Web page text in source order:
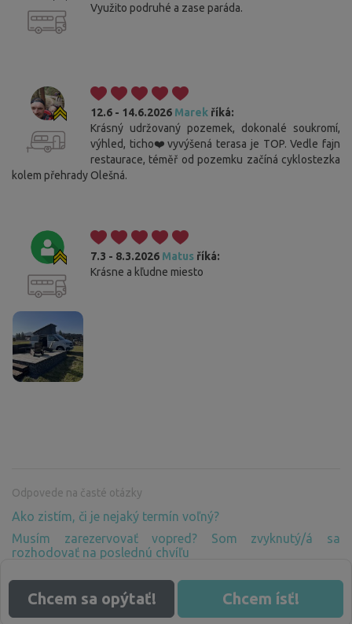
Využito podruhé a zase paráda.
12.6 - 14.6.2026 Marek říká:
Krásný udržovaný pozemek, dokonalé soukromí,
výhled, ticho❤️vyvýšená terasa je TOP. Vedle fajn
restaurace, téměř od pozemku začíná cyklostezka
kolem přehrady Olešná.
7.3 - 8.3.2026 Matus říká:
Krásne a kľudne miesto
Odpovede na časté otázky
Ako zistím, či je nejaký termín voľný?
Musím zarezervovať vopred? Som zvyknutý/á sa
rozhodovať na poslednú chvíľu
zázemie? Veď príroda patrí všetkým
Ďalšie otázky a odpovede
Chcem sa opýtať! Chcem ísť!